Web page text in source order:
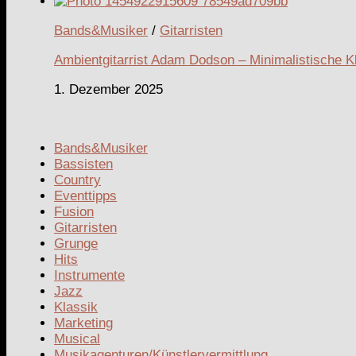
Bands&Musiker / Gitarristen
Ambientgitarrist Adam Dodson – Minimalistische
1. Dezember 2025
Bands&Musiker
Bassisten
Country
Eventtipps
Fusion
Gitarristen
Grunge
Hits
Instrumente
Jazz
Klassik
Marketing
Musical